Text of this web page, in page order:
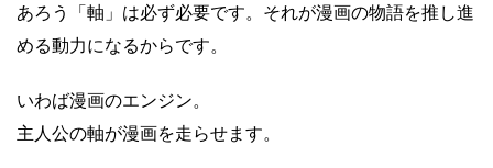
あろう「軸」は必ず必要です。それが漫画の物語を推し進
める動力になるからです。
いわば漫画のエンジン。
主人公の軸が漫画を走らせます。